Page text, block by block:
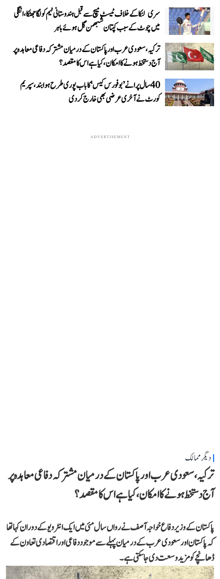
سری لنکا کے خلاف ٹیسٹ میچ سے قبل ہندوستانی ٹیم کو لگا جھٹکا، انگلی
میں چوٹ کے سبب کپتان شبھمن گل ہوئے باہر
ترکیہ، سعودی عرب اور پاکستان کے درمیان مشترکہ دفاعی معاہدہ پر
آج دستخط ہونے کا امکان، کیا ہے اس کا مقصد؟
40 سال پرانے ’بوفورس کیس‘ کا باب پوری طرح ہوا بند، سپریم
کورٹ نے آخری عرضی بھی خارج کر دی
ADVERTISEMENT
دیگر ممالک
ترکیہ، سعودی عرب اور پاکستان کے درمیان مشترکہ دفاعی معاہدہ پر
آج دستخط ہونے کا امکان، کیا ہے اس کا مقصد؟
پاکستان کے وزیر دفاع خواجہ آصف نے رواں سال مئی میں ایک انٹرویو کے دوران کہا تھا
کہ پاکستان اور سعودی عرب کے درمیان پہلے سے موجود دفاعی اور اقتصادی تعاون کے
ڈھانچے کو مزید وسعت دی جا سکتی ہے۔